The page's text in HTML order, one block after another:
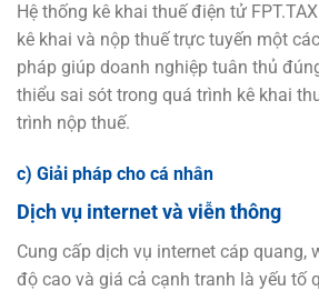
Hệ thống kê khai thuế điện tử
kê khai và nộp thuế trực tuyến một
pháp giúp doanh nghiệp tuân thủ
thiểu sai sót trong quá trình kê khai
trình nộp thuế.
c) Giải pháp cho cá nhân
Dịch vụ internet và viễn thông
Cung cấp dịch vụ internet cáp quang,
độ cao và giá cả cạnh tranh là yếu tố